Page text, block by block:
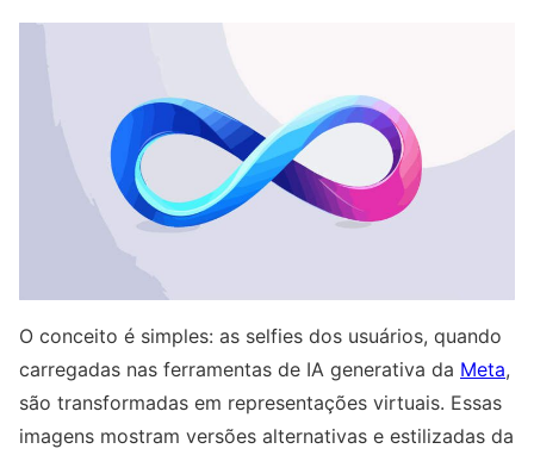
O conceito é simples: as selfies dos usuários, quando
carregadas nas ferramentas de IA generativa da Meta,
são transformadas em representações virtuais. Essas
imagens mostram versões alternativas e estilizadas da